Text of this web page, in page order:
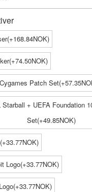
Patch
Starball + UEFA Foundation
Set(+49.85NOK)
Logo(+33.77NOK)